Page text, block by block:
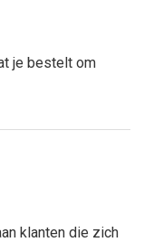
je bestelt om
klanten die zich